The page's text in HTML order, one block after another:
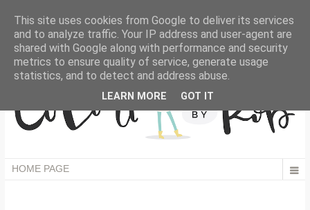
This site uses cookies from Google to deliver its services
and to analyze traffic. Your IP address and user-agent are
shared with Google along with performance and security
metrics to ensure quality of service, generate usage
statistics, and to detect and address abuse.
LEARN MORE GOT IT